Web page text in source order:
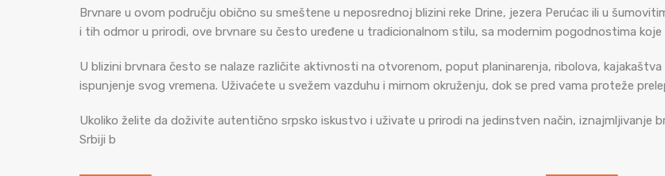
Brvnare u ovom području obično su smeštene u neposrednoj blizini reke Drine, jezera Perućac ili u
i tih odmor u prirodi, ove brvnare su često uređene u tradicionalnom stilu, sa modernim pogodnostima
U blizini brvnara često se nalaze različite aktivnosti na otvorenom, poput planinarenja, ribolova,
ispunjenje svog vremena. Uživaćete u svežem vazduhu i mirnom okruženju, dok se pred vama proteže
Ukoliko želite da doživite autentično srpsko iskustvo i uživate u prirodi na jedinstven način, iznajmljivanje
Srbiji b